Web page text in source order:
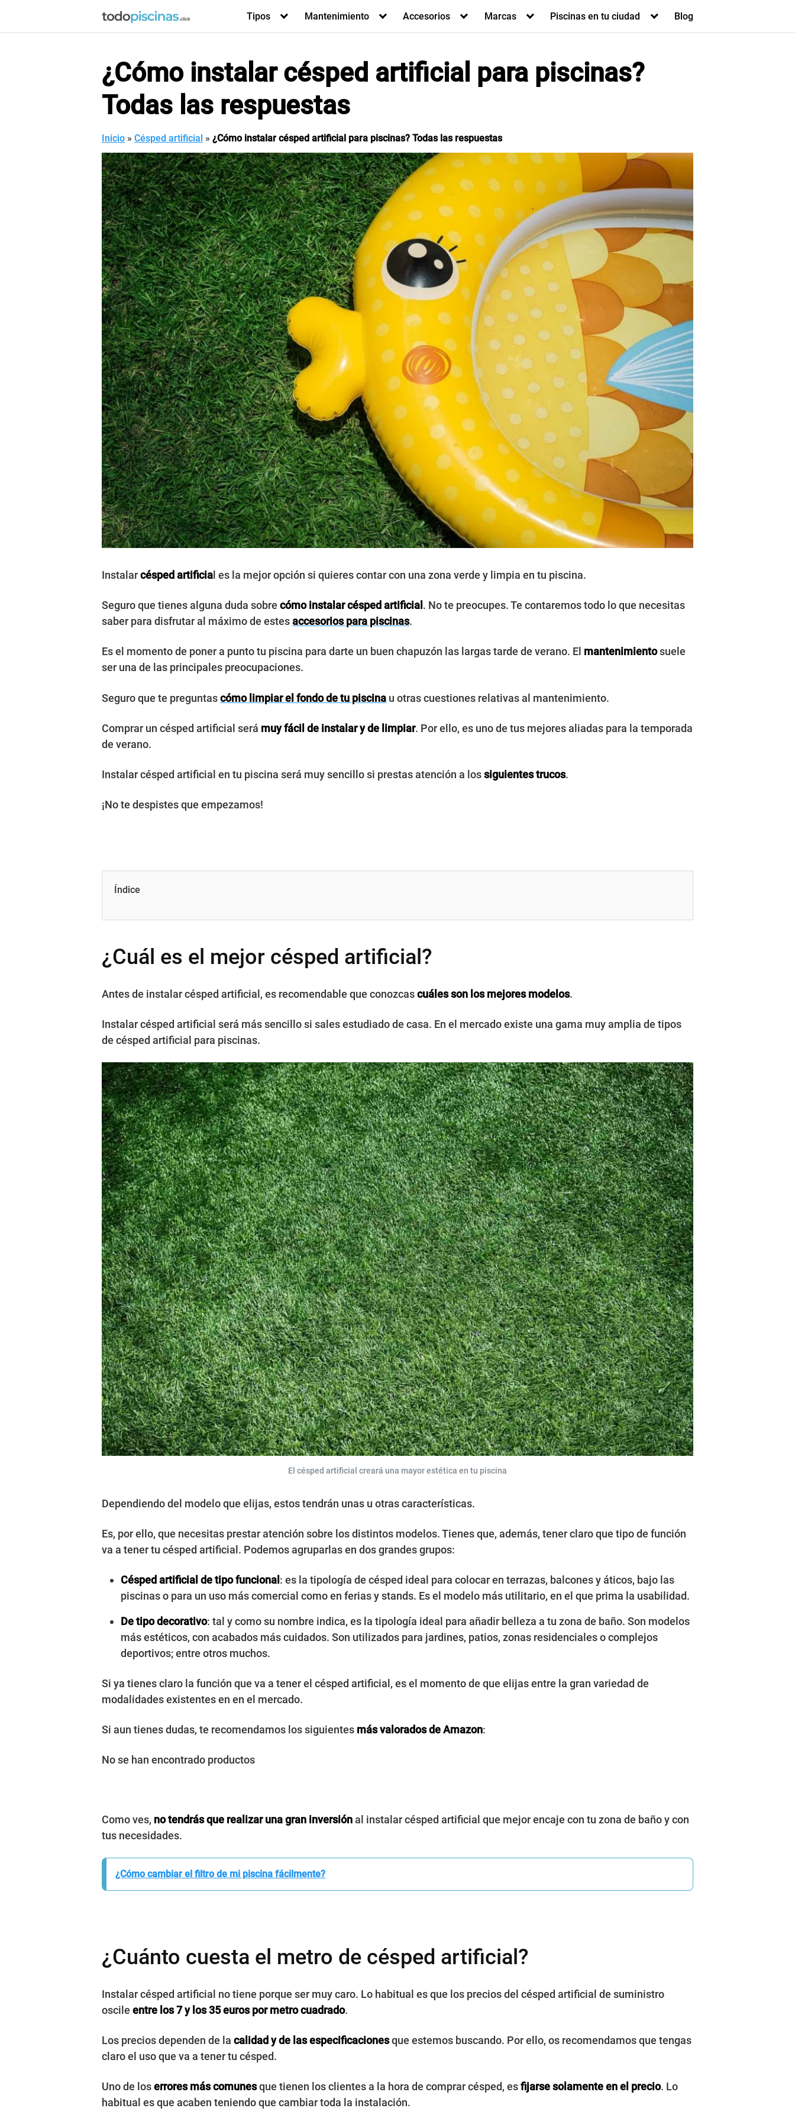
contenido
Tipos Mantenimiento Accesorios Marcas Piscinas en tu ciudad Blog
¿Cómo instalar césped artificial para piscinas?
Todas las respuestas
Inicio » Césped artificial » ¿Cómo instalar césped artificial para piscinas? Todas las respuestas
Instalarcésped artificia l es la mejor opción si quieres contar con una zona verde y limpia en tu piscina.
Seguro que tienes alguna duda sobre cómo instalar césped artificial . No te preocupes. Te contaremos todo lo que necesitas
saber para disfrutar al máximo de estesaccesorios para piscinas.
Es el momento de poner a punto tu piscina para darte un buen chapuzón las largas tarde de verano. El mantenimientosuele
ser una de las principales preocupaciones.
Seguro que te preguntascómo limpiar el fondo de tu piscina u otras cuestiones relativas al mantenimiento.
Comprar un césped artificial será muy fácil de instalar y de limpiar. Por ello, es uno de tus mejores aliadas para la temporada
de verano.
Instalar césped artificial en tu piscina será muy sencillo si prestas atención a lossiguientes trucos.
¡No te despistes que empezamos!
Índice
¿Cuál es el mejor césped artificial?
Antes de instalar césped artificial, es recomendable que conozcascuáles son los mejores modelos.
Instalar césped artificial será más sencillo si sales estudiado de casa. En el mercado existe una gama muy amplia de tipos
de césped artificial para piscinas.
El césped artificial creará una mayor estética en tu piscina
Dependiendo del modelo que elijas, estos tendrán unas u otras características.
Es, por ello, que necesitas prestar atención sobre los distintos modelos. Tienes que, además, tener claro que tipo de función
va a tener tu césped artificial. Podemos agruparlas en dos grandes grupos:
Césped artificial de tipo funcional: es la tipología de césped ideal para colocar en terrazas, balcones y áticos, bajo las
piscinas o para un uso más comercial como en ferias y stands. Es el modelo más utilitario, en el que prima la usabilidad.
De tipo decorativo: tal y como su nombre indica, es la tipología ideal para añadir belleza a tu zona de baño. Son modelos
más estéticos, con acabados más cuidados. Son utilizados para jardines, patios, zonas residenciales o complejos
deportivos; entre otros muchos.
Si ya tienes claro la función que va a tener el césped artificial, es el momento de que elijas entre la gran variedad de
modalidades existentes en en el mercado.
Si aun tienes dudas, te recomendamos los siguientes más valorados de Amazon:
No se han encontrado productos
Como ves, no tendrás que realizar una gran inversiónal instalar césped artificial que mejor encaje con tu zona de baño y con
tus necesidades.
¿Cómo cambiar el filtro de mi piscina fácilmente?
¿Cuánto cuesta el metro de césped artificial?
Instalar césped artificial no tiene porque ser muy caro. Lo habitual es que los precios del césped artificial de suministro
oscile entre los 7 y los 35 euros por metro cuadrado.
Los precios dependen de la calidad y de las especificacionesque estemos buscando. Por ello, os recomendamos que tengas
claro el uso que va a tener tu césped.
Uno de loserrores más comunesque tienen los clientes a la hora de comprar césped, esfijarse solamente en el precio. Lo
habitual es que acaben teniendo que cambiar toda la instalación.